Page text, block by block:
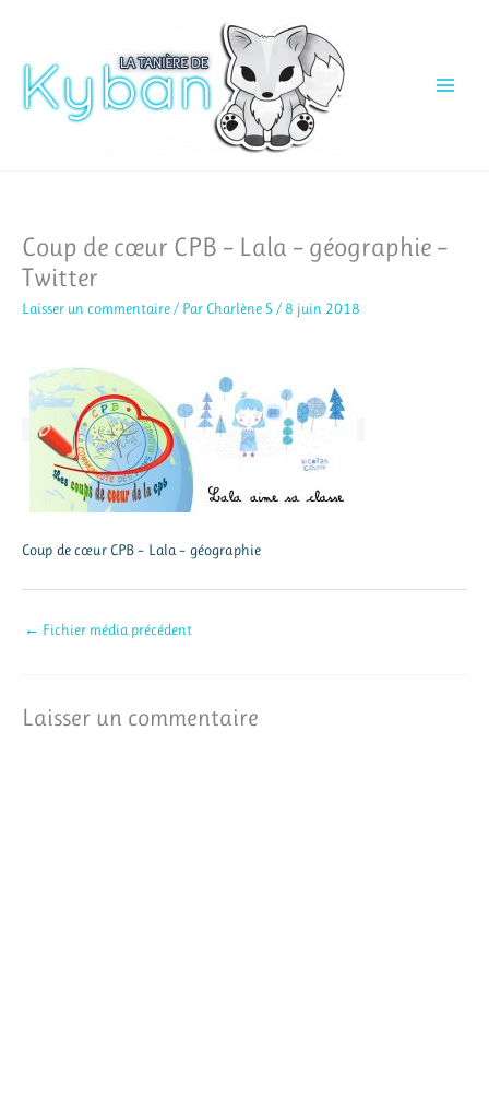
contenu
Coup de cœur CPB – Lala – géographie –
Twitter
Laisser un commentaire / Par Charlène S / 8 juin 2018
Coup de cœur CPB – Lala – géographie
← Fichier média précédent
Laisser un commentaire